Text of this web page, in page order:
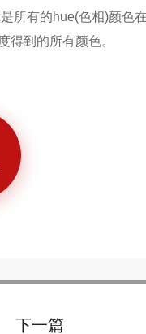
所有的hue(色相)颜色
得到的所有颜色。
下一篇